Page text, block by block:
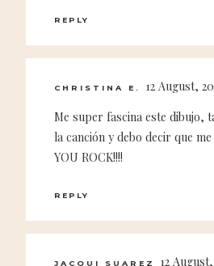
REPLY
CHRISTINA E.
12 August,
Me super fascina este dibujo,
la canción y debo decir que
YOU ROCK!!!!
REPLY
JACQUI SUAREZ 12